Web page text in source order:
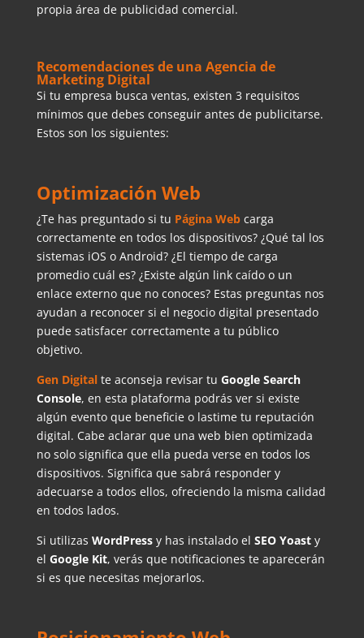
propia área de publicidad comercial.
Recomendaciones de una Agencia de
Marketing Digital
Si tu empresa busca ventas, existen 3 requisitos
mínimos que debes conseguir antes de publicitarse.
Estos son los siguientes:
Optimización Web
¿Te has preguntado si tu Página Web carga
correctamente en todos los dispositivos? ¿Qué tal los
sistemas iOS o Android? ¿El tiempo de carga
promedio cuál es? ¿Existe algún link caído o un
enlace externo que no conoces? Estas preguntas nos
ayudan a reconocer si el negocio digital presentado
puede satisfacer correctamente a tu público
objetivo.
Gen Digital te aconseja revisar tu Google Search
Console, en esta plataforma podrás ver si existe
algún evento que beneficie o lastime tu reputación
digital. Cabe aclarar que una web bien optimizada
no solo significa que ella pueda verse en todos los
dispositivos. Significa que sabrá responder y
adecuarse a todos ellos, ofreciendo la misma calidad
en todos lados.
Si utilizas WordPress y has instalado el SEO Yoast y
el Google Kit, verás que notificaciones te aparecerán
si es que necesitas mejorarlos.